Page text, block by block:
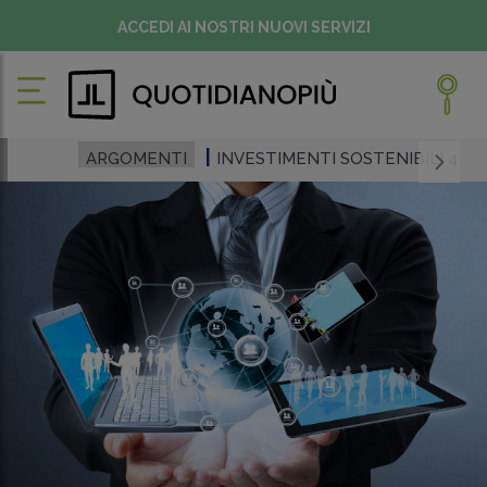
ACCEDI AI NOSTRI NUOVI SERVIZI
ARGOMENTI INVESTIMENTI SOSTENIBILI 4.0